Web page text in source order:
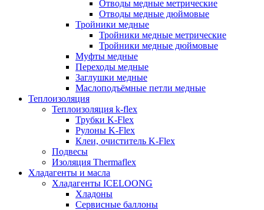
Отводы медные метрические
Отводы медные дюймовые
Тройники медные
Тройники медные метрические
Тройники медные дюймовые
Муфты медные
Переходы медные
Заглушки медные
Маслоподъёмные петли медные
Теплоизоляция
Теплоизоляция k-flex
Трубки K-Flex
Рулоны K-Flex
Клеи, очиститель K-Flex
Подвесы
Изоляция Thermaflex
Хладагенты и масла
Хладагенты ICELOONG
Хладоны
Сервисные баллоны